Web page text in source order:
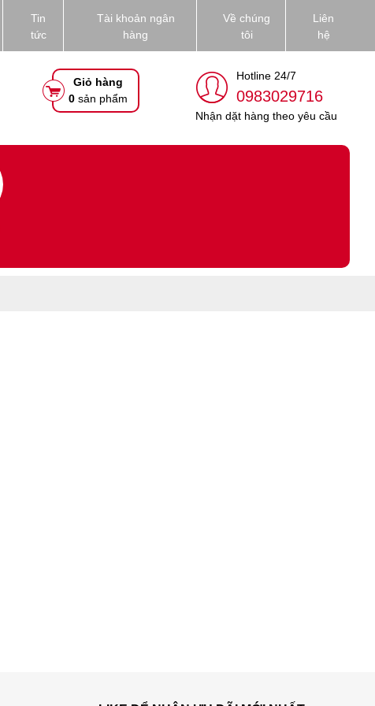
Tin
tức
Tài khoản ngân
hàng
Về chúng
tôi
Liên
hệ
Giỏ hàng
0 sản phẩm
Hotline 24/7
0983029716
Nhận dặt hàng theo yêu cầu